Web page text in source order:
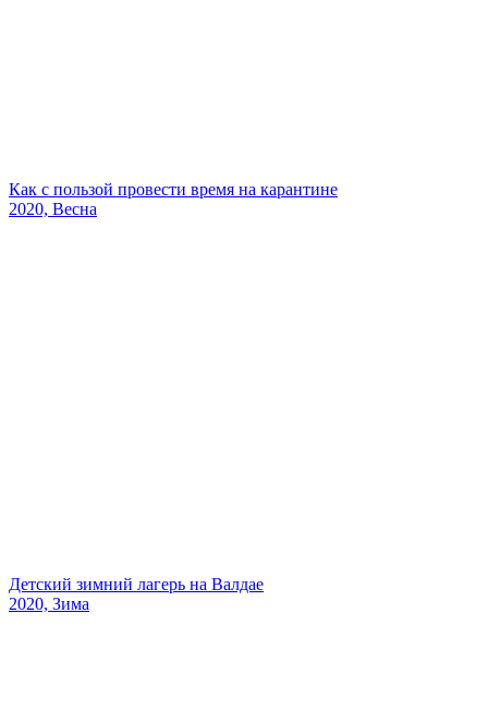
Как с пользой провести время на карантине
2020, Весна
Детский зимний лагерь на Валдае
2020, Зима